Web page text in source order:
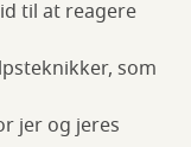
til at reagere
som
jer og jeres